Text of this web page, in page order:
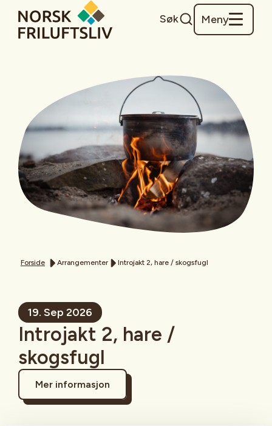
Søk Meny
Forside Arrangementer Introjakt 2, hare / skogsfugl
19. Sep 2026
Introjakt 2, hare /
skogsfugl
Mer informasjon